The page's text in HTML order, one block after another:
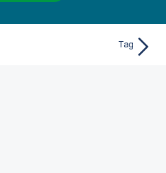
Tag